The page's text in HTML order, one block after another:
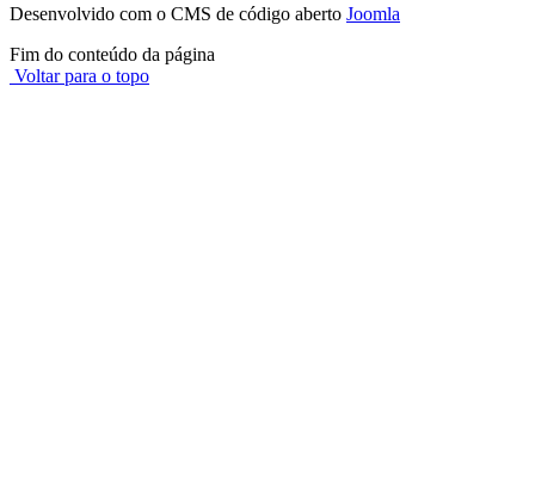
Desenvolvido com o CMS de código aberto Joomla
Fim do conteúdo da página
Voltar para o topo